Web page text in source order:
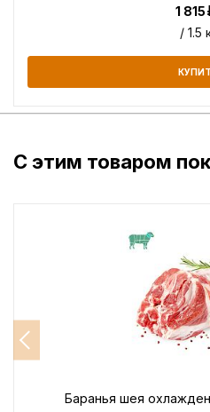
1 815
/ 1.5
С этим товаром
Баранья шея